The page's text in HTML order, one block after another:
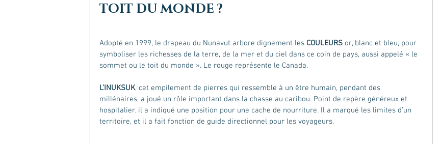
TOIT DU MONDE ?
Adopté en 1999, le drapeau du Nunavut arbore dignement les COULEURS or, blanc et bleu, pour
symboliser les richesses de la terre, de la mer et du ciel dans ce coin de pays, aussi appelé « le
sommet ou le toit du monde ». Le rouge représente le Canada.
L’INUKSUK, cet empilement de pierres qui ressemble à un être humain, pendant des
millénaires, a joué un rôle important dans la chasse au caribou. Point de repère généreux et
hospitalier, il a indiqué une position pour une cache de nourriture. Il a marqué les limites d’un
territoire, et il a fait fonction de guide directionnel pour les voyageurs.